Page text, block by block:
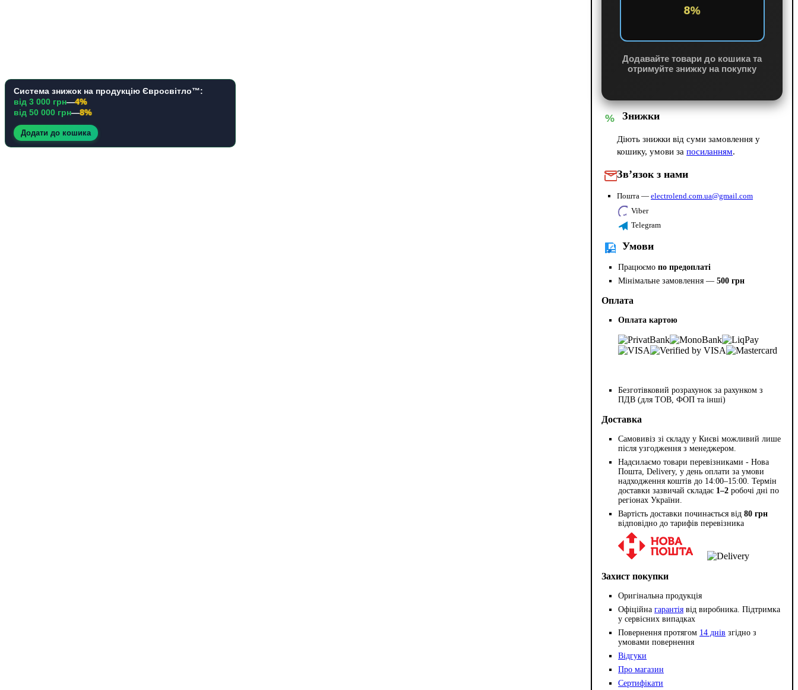
Система знижок на продукцію Євросвітло™:
від 3 000 грн—4%
від 50 000 грн—8%
Додати до кошика
8%
Додавайте товари до кошика та
отримуйте знижку на покупку
% Знижки
Діють знижки від суми замовлення у
кошику, умови запосиланням.
Зв’язок з нами
Пошта —electrolend.com.ua@gmail.com
Viber
Telegram
Умови
Працюємопо предоплаті
Мінімальне замовлення —500 грн
Оплата
Оплата картою
Безготівковий розрахунок за рахунком з
ПДВ (для ТОВ, ФОП та інші)
Доставка
Самовивіз зі складу у Києві можливий лише
після узгодження з менеджером.
Надсилаємо товари перевізниками - Нова
Пошта, Delivery, у день оплати за умови
надходження коштів до 14:00–15:00. Термін
доставки зазвичай складає 1–2 робочі дні по
регіонах України.
Вартість доставки починається від80 грн
відповідно до тарифів перевізника
Захист покупки
Оригінальна продукція
Офіційнагарантія від виробника. Підтримка
у сервісних випадках
Повернення протягом 14 днів згідно з
умовами повернення
Відгуки
Про магазин
Сертифікати